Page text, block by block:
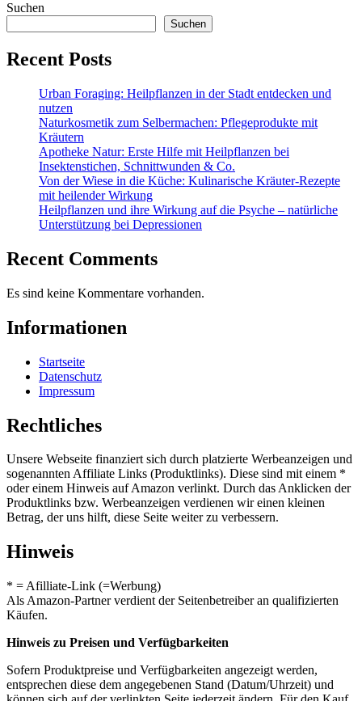
Suchen
Suchen
Recent Posts
Urban Foraging: Heilpflanzen in der Stadt entdecken und
nutzen
Naturkosmetik zum Selbermachen: Pflegeprodukte mit
Kräutern
Apotheke Natur: Erste Hilfe mit Heilpflanzen bei
Insektenstichen, Schnittwunden & Co.
Von der Wiese in die Küche: Kulinarische Kräuter-Rezepte
mit heilender Wirkung
Heilpflanzen und ihre Wirkung auf die Psyche – natürliche
Unterstützung bei Depressionen
Recent Comments
Es sind keine Kommentare vorhanden.
Informationen
Startseite
Datenschutz
Impressum
Rechtliches
Unsere Webseite finanziert sich durch platzierte Werbeanzeigen und
sogenannten Affiliate Links (Produktlinks). Diese sind mit einem *
oder einem Hinweis auf Amazon verlinkt. Durch das Anklicken der
Produktlinks bzw. Werbeanzeigen verdienen wir einen kleinen
Betrag, der uns hilft, diese Seite weiter zu verbessern.
Hinweis
* = Afilliate-Link (=Werbung)
Als Amazon-Partner verdient der Seitenbetreiber an qualifizierten
Käufen.
Hinweis zu Preisen und Verfügbarkeiten
Sofern Produktpreise und Verfügbarkeiten angezeigt werden,
entsprechen diese dem angegebenen Stand (Datum/Uhrzeit) und